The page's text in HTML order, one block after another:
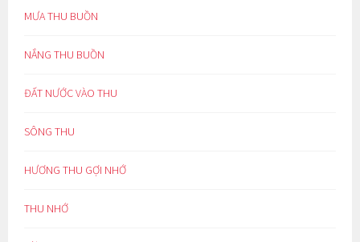
MƯA THU BUỒN
NẮNG THU BUỒN
ĐẤT NƯỚC VÀO THU
SÔNG THU
HƯƠNG THU GỢI NHỚ
THU NHỚ